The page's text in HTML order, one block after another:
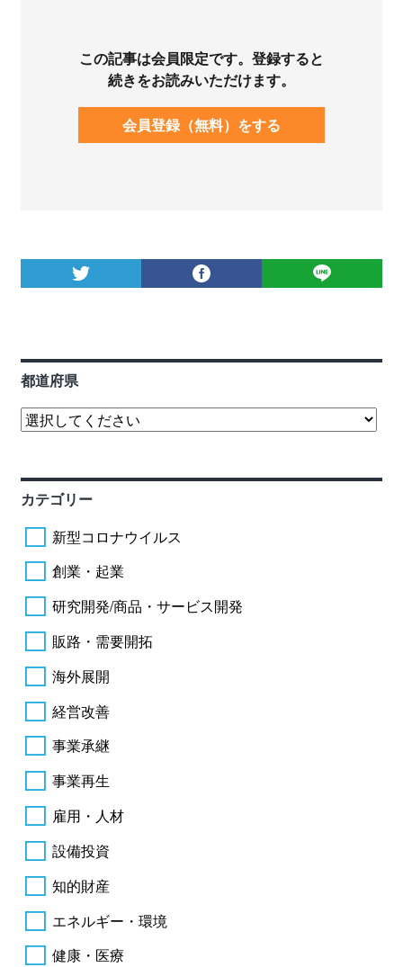
この記事は会員限定です。登録すると
続きをお読みいただけます。
会員登録（無料）をする
都道府県
カテゴリー
新型コロナウイルス
創業・起業
研究開発/商品・サービス開発
販路・需要開拓
海外展開
経営改善
事業承継
事業再生
雇用・人材
設備投資
知的財産
エネルギー・環境
健康・医療